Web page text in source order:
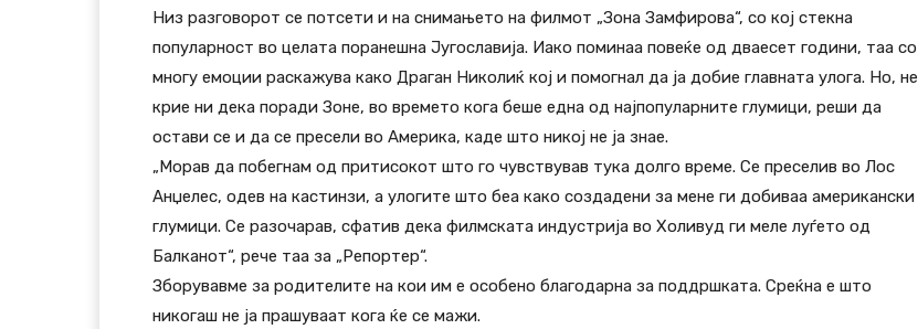
Низ разговорот се потсети и на снимањето на филмот „Зона Замфирова“, со кој стекна
популарност во целата поранешна Југославија. Иако поминаа повеќе од дваесет години, таа со
многу емоции раскажува како Драган Николиќ кој и помогнал да ја добие главната улога. Но, не
крие ни дека поради Зоне, во времето кога беше една од најпопуларните глумици, реши да
остави сe и да се пресели во Америка, каде што никој не ја знае.
„Морав да побегнам од притисокот што го чувствував тука долго време. Се преселив во Лос
Анџелес, одев на кастинзи, а улогите што беа како создадени за мене ги добиваа американски
глумици. Се разочарав, сфатив дека филмската индустрија во Холивуд ги меле луѓето од
Балканот“, рече таа за „Репортер“.
Зборувавме за родителите на кои им е особено благодарна за поддршката. Среќна е што
никогаш не ја прашуваат кога ќе се мажи.